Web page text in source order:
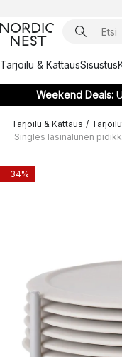
Tarjoilu & KattausSisustus
Weekend Deals:
Tarjoilu & Kattaus /
Singles lasinalunen
-34%